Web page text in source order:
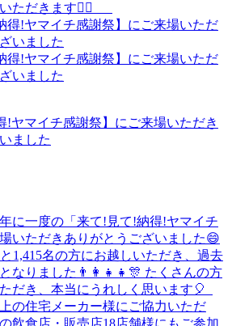
ただきます🙂‍↕️
!ヤマイチ感謝祭】にご来場いただき
ました
に一度の「来て!見て!納得!ヤマイチ
いただきありがとうございました😄
1,415名の方にお越しいただき、過去
なりました👨‍👩‍👧‍👧🎊 たくさんの方
だき、本当にうれしく思います🎈
の住宅メーカー様にご協力いただ